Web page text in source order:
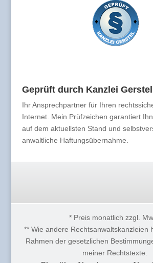
Geprüft durch Kanzlei Gerstel
Ihr Ansprechpartner für Ihren
Internet. Mein Prüfzeichen garantiert
auf dem aktuellsten Stand und
anwaltliche Haftungsübernahme.
* Preis monatlich zzgl.
** Wie andere Rechtsanwaltskanzleien
Rahmen der gesetzlichen
meiner Rechtstexte.